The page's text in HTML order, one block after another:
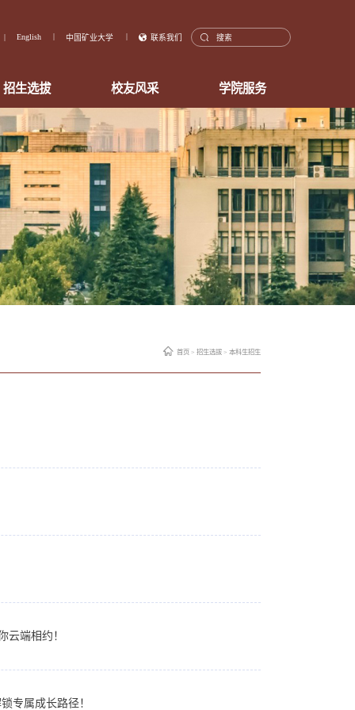
English 中国矿业大学 联系我们
招生选拔 校友风采 学院服务
首页 > 招生选拔 > 本科生招生
云端相约！
专属成长路径！